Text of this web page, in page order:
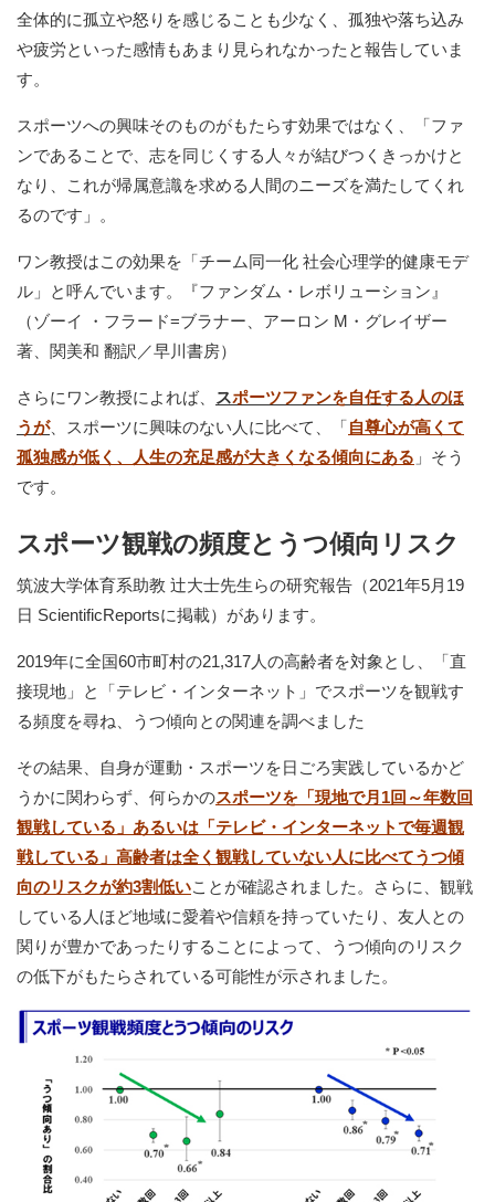
全体的に孤立や怒りを感じることも少なく、孤独や落ち込み
や疲労といった感情もあまり見られなかったと報告していま
す。
スポーツへの興味そのものがもたらす効果ではなく、「ファ
ンであることで、志を同じくする人々が結びつくきっかけと
なり、これが帰属意識を求める人間のニーズを満たしてくれ
るのです」。
ワン教授はこの効果を「チーム同一化 社会心理学的健康モデ
ル」と呼んでいます。『ファンダム・レボリューション』
（ゾーイ ・フラード=ブラナー、アーロン M・グレイザー
著、関美和 翻訳／早川書房）
さらにワン教授によれば、 スポーツファンを自任する人のほ
うが、スポーツに興味のない人に比べて、「自尊心が高くて
孤独感が低く、人生の充足感が大きくなる傾向にある 」そう
です。
スポーツ観戦の頻度とうつ傾向リスク
筑波大学体育系助教 辻大士先生らの研究報告（2021年5月19
日 ScientificReportsに掲載）があります。
2019年に全国60市町村の21,317人の高齢者を対象とし、「直
接現地」と「テレビ・インターネット」でスポーツを観戦す
る頻度を尋ね、うつ傾向との関連を調べました
その結果、自身が運動・スポーツを日ごろ実践しているかど
うかに関わらず、何らかのスポーツを「現地で月1回～年数回
観戦している」あるいは「テレビ・インターネットで毎週観
戦している」高齢者は全く観戦していない人に比べてうつ傾
向のリスクが約3割低いことが確認されました。さらに、観戦
している人ほど地域に愛着や信頼を持っていたり、友人との
関りが豊かであったりすることによって、うつ傾向のリスク
の低下がもたらされている可能性が示されました。